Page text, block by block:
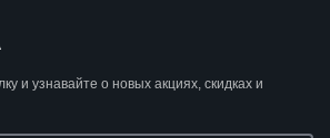
и узнавайте о новых акциях, скидках и